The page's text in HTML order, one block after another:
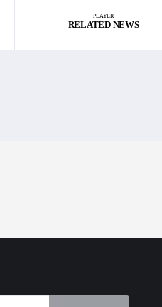
PLAYER
RELATED NEWS